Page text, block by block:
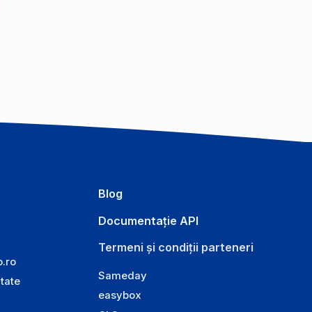
Blog
Documentație API
Termeni și condiții parteneri
Sameday
easybox